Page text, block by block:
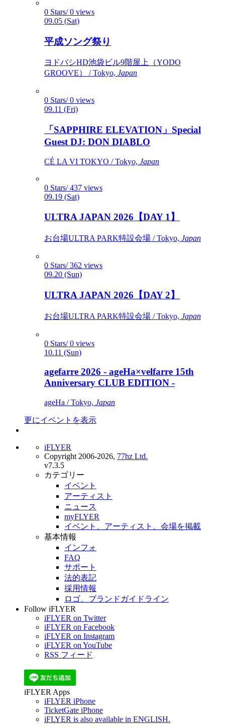
0 Stars/ 0 views
09.05 (Sat)
平成ソング祭り
ヨドバシHD池袋ビル9階屋上（YODO
GROOVE） / Tokyo, Japan
0 Stars/ 0 views
09.11 (Fri)
「SAPPHIRE ELEVATION」Special
Guest DJ: DON DIABLO
CÉ LA VI TOKYO / Tokyo, Japan
0 Stars/ 437 views
09.19 (Sat)
ULTRA JAPAN 2026【DAY 1】
お台場ULTRA PARK特設会場 / Tokyo, Japan
0 Stars/ 362 views
09.20 (Sun)
ULTRA JAPAN 2026【DAY 2】
お台場ULTRA PARK特設会場 / Tokyo, Japan
0 Stars/ 0 views
10.11 (Sun)
agefarre 2026 - ageHa×velfarre 15th
Anniversary CLUB EDITION -
ageHa / Tokyo, Japan
更にイベントを表示
iFLYER
Copyright 2006-2026, 77hz Ltd.
v7.3.5
カテゴリー
イベント
アーティスト
ニュース
myFLYER
イベント、アーティスト、会場を掲載
基本情報
インフォ
FAQ
サポート
法的表記
採用情報
ロゴ、ブランドガイドライン
Follow iFLYER
iFLYER on Twitter
iFLYER on Facebook
iFLYER on Instagram
iFLYER on YouTube
RSS フィード
iFLYER Apps
iFLYER iPhone
TicketGate iPhone
iFLYER is also available in ENGLISH.